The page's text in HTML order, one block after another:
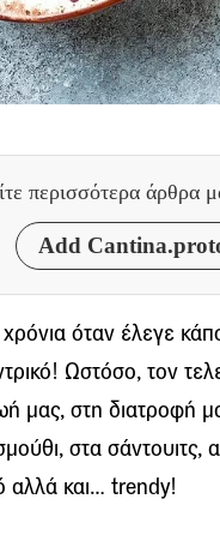
περισσότερα άρθρα
Add
όταν έλεγε
Ωστόσο, τον
μας, στη διατροφή
στα σάντουιτς,
αλλά και… trendy!